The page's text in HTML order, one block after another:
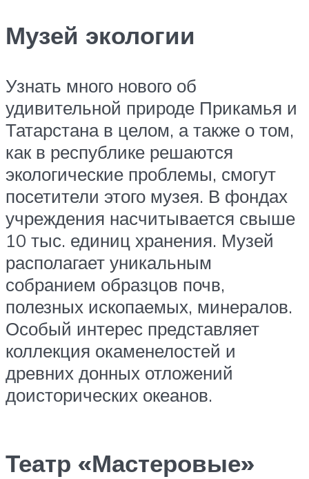
Музей экологии
Узнать много нового об
удивительной природе Прикамья и
Татарстана в целом, а также о том,
как в республике решаются
экологические проблемы, смогут
посетители этого музея. В фондах
учреждения насчитывается свыше
10 тыс. единиц хранения. Музей
располагает уникальным
собранием образцов почв,
полезных ископаемых, минералов.
Особый интерес представляет
коллекция окаменелостей и
древних донных отложений
доисторических океанов.
Театр «Мастеровые»